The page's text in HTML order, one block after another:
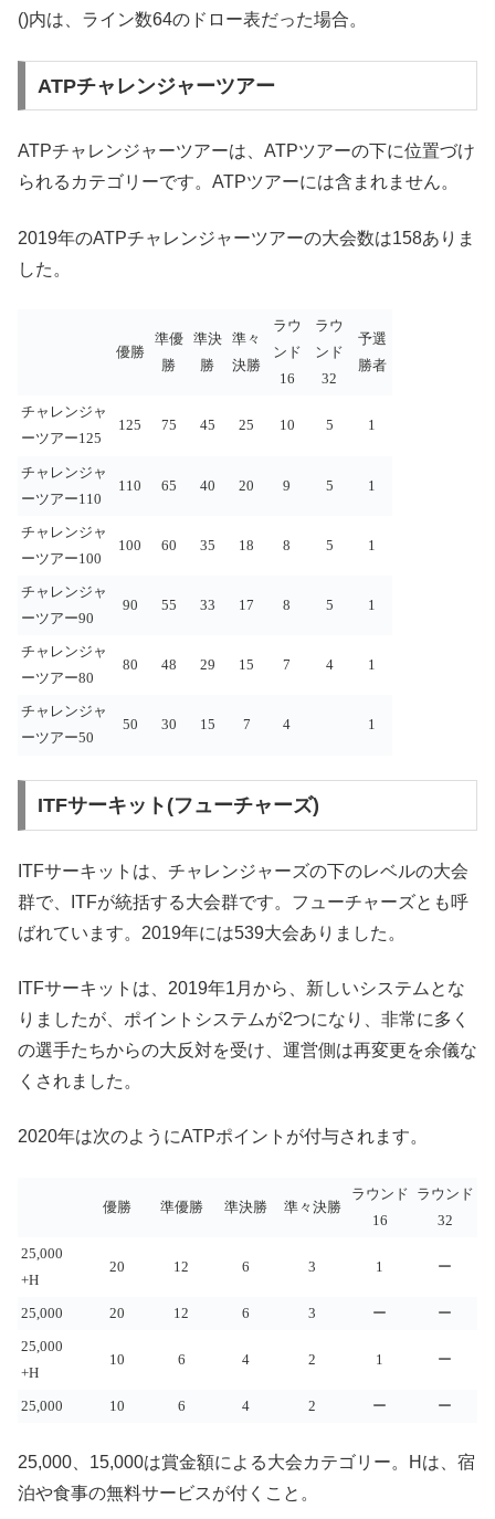
()内は、ライン数64のドロー表だった場合。
ATPチャレンジャーツアー
ATPチャレンジャーツアーは、ATPツアーの下に位置づけ
られるカテゴリーです。ATPツアーには含まれません。
2019年のATPチャレンジャーツアーの大会数は158ありま
した。
優勝
準優
勝
準決
勝
準々
決勝
ラウ
ンド
16
ラウ
ンド
32
予選
勝者
チャレンジャ
ーツアー125
125 75 45 25 10 5 1
チャレンジャ
ーツアー110
110 65 40 20 9 5 1
チャレンジャ
ーツアー100
100 60 35 18 8 5 1
チャレンジャ
ーツアー90
90 55 33 17 8 5 1
チャレンジャ
ーツアー80
80 48 29 15 7 4 1
チャレンジャ
ーツアー50
50 30 15 7 4 1
ITFサーキット(フューチャーズ)
ITFサーキットは、チャレンジャーズの下のレベルの大会
群で、ITFが統括する大会群です。フューチャーズとも呼
ばれています。2019年には539大会ありました。
ITFサーキットは、2019年1月から、新しいシステムとな
りましたが、ポイントシステムが2つになり、非常に多く
の選手たちからの大反対を受け、運営側は再変更を余儀な
くされました。
2020年は次のようにATPポイントが付与されます。
優勝 準優勝 準決勝 準々決勝
ラウンド
16
ラウンド
32
25,000
+H
20 12 6 3 1 ー
25,000 20 12 6 3 ー ー
25,000
+H
10 6 4 2 1 ー
25,000 10 6 4 2 ー ー
25,000、15,000は賞金額による大会カテゴリー。Hは、宿
泊や食事の無料サービスが付くこと。